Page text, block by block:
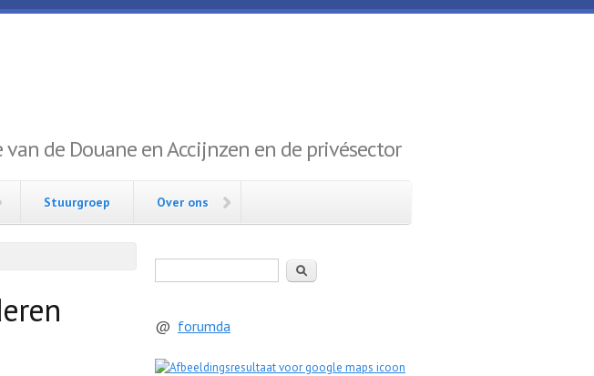
de Douane en Accijnzen en de privésector
Stuurgroep Over ons
@ forumda